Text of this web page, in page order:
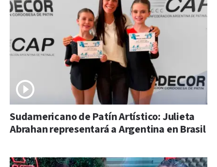
Sudamericano de Patín Artístico: Julieta
Abrahan representará a Argentina en Brasil